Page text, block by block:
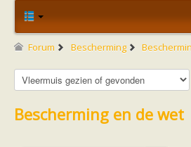
Flevoland
Friesland
Noord-Brabant
Noord-Holland
Overijssel
Utrecht
Zeeland
Forum Bescherming
Bescherming en de wet